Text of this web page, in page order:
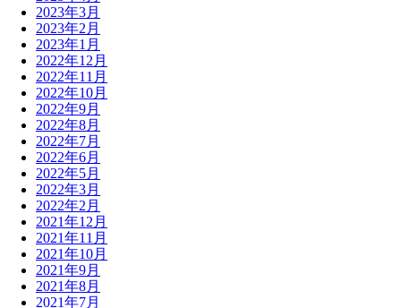
2023年3月
2023年2月
2023年1月
2022年12月
2022年11月
2022年10月
2022年9月
2022年8月
2022年7月
2022年6月
2022年5月
2022年3月
2022年2月
2021年12月
2021年11月
2021年10月
2021年9月
2021年8月
2021年7月